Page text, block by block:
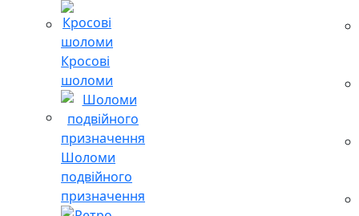
Кросові
шоломи
Шоломи
подвійного
призначення